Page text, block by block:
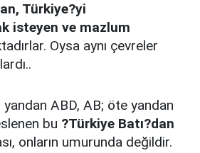
Türkiye?yi
isteyen ve mazlum
Oysa aynı çevreler
ABD, AB; öte yandan
bu ?Türkiye Batı?dan
onların umurunda değildir.